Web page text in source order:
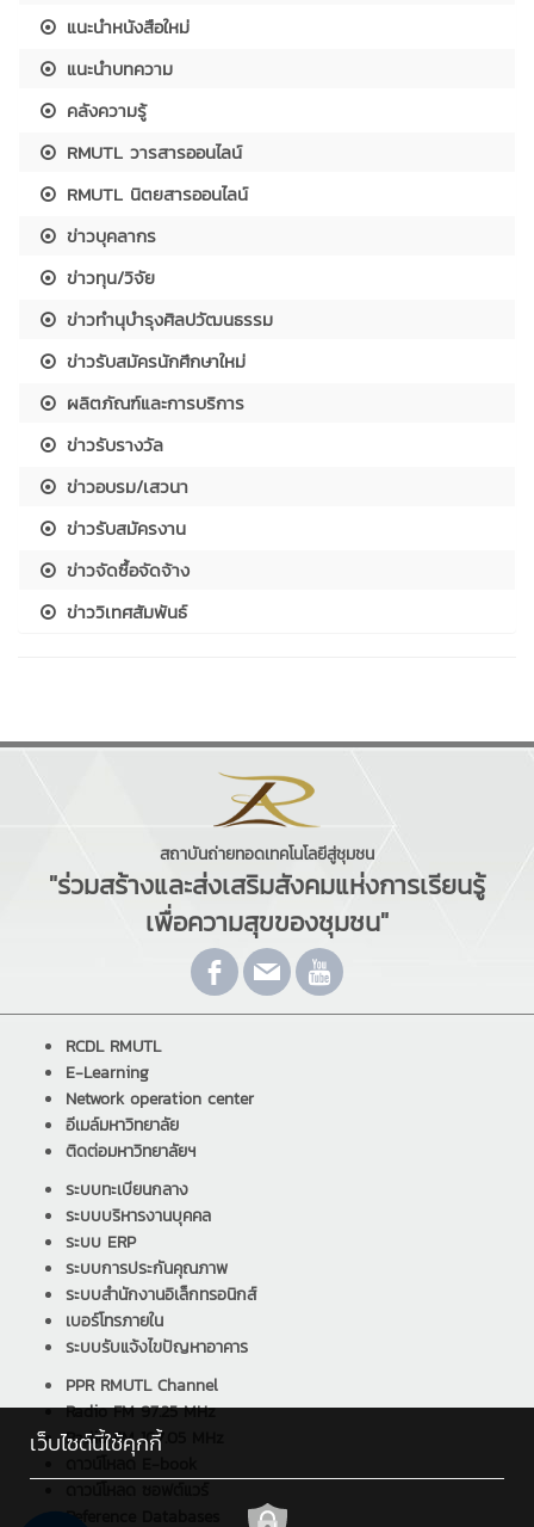
แนะนำหนังสือใหม่
แนะนำบทความ
คลังความรู้
RMUTL วารสารออนไลน์
RMUTL นิตยสารออนไลน์
ข่าวบุคลากร
ข่าวทุน/วิจัย
ข่าวทำนุบำรุงศิลปวัฒนธรรม
ข่าวรับสมัครนักศึกษาใหม่
ผลิตภัณฑ์และการบริการ
ข่าวรับรางวัล
ข่าวอบรม/เสวนา
ข่าวรับสมัครงาน
ข่าวจัดซื้อจัดจ้าง
ข่าววิเทศสัมพันธ์
สถาบันถ่ายทอดเทคโนโลยีสู่ชุมชน
"ร่วมสร้างและส่งเสริมสังคมแห่งการเรียนรู้
เพื่อความสุขของชุมชน"
RCDL RMUTL
E-Learning
Network operation center
อีเมล์มหาวิทยาลัย
ติดต่อมหาวิทยาลัยฯ
ระบบทะเบียนกลาง
ระบบบริหารงานบุคคล
ระบบ ERP
ระบบการประกันคุณภาพ
ระบบสำนักงานอิเล็กทรอนิกส์
เบอร์โทรภายใน
ระบบรับแจ้งไขปัญหาอาคาร
PPR RMUTL Channel
Radio FM 97.25 MHz
Radio FM 107.05 MHz
ดาวน์โหลด E-book
Reference Databases
เว็บไซต์นี้ใช้คุกกี้